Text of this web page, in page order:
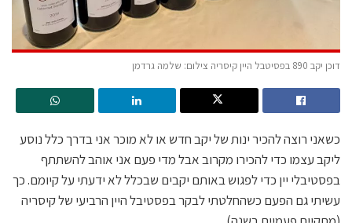
דוכן יקב 890 בפסיטבל היין קיסריה צילום: שלמה גרדמן
כשאני רוצה להכיר ינות של יקב חדש או לא מוכר אני בדרך כלל נוסע
ליקב עצמו כדי להכירו מקרוב אבל מדי פעם אני אוהב להשתתף
בפסטיבלי יין כדי לפגוש באותם יקבים שבכלל לא ידעתי על קיומם. כך
עשיתי גם הפעם כשהחלטתי לבקר בפסטיבל היין הרביעי של קיסריה